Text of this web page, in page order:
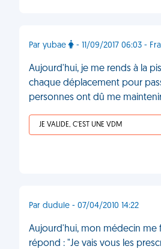
Par yubae - 11/09/2017 06:03 -
Aujourd'hui, je me rends à la
chaque déplacement pour
personnes ont dû me
JE VALIDE, C'EST UNE VDM
Par dudule - 07/04/2010 14:22
Aujourd'hui, mon médecin me
répond : "Je vais vous les